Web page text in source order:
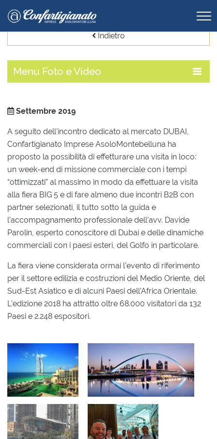
Indietro
Menu Foto e Video
Settembre 2019
A seguito dell'incontro dedicato al mercato DUBAI,
Confartigianato Imprese AsoloMontebelluna ha
proposto la possibilità di effetturare una visita in loco:
un week-end di missione commerciale con i tempi
“ottimizzati” al massimo in modo da effettuare la visita
alla fiera BIG 5 e di fare almeno due incontri B2B con
partner selezionati, il tutto sotto la guida e
l’accompagnamento professionale dell’avv. Davide
Parolin, esperto conoscitore di Dubai e delle dinamiche
commerciali con i paesi esteri, del Golfo in particolare.
La fiera viene considerata ormai l’evento di riferimento
per il settore edilizia e costruzioni del Medio Oriente, del
Sud-Est Asiatico e di alcuni Paesi dell’Africa Orientale.
L’edizione 2018 ha attratto oltre 68.000 visitatori da 132
Paesi e 2.248 espositori.